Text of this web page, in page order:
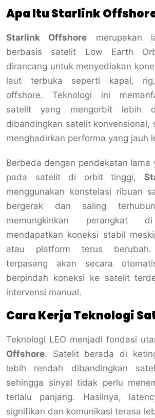
Apa Itu Starlink
Starlink Offshore merupakan
berbasis satelit Low Earth
dirancang untuk menyediakan
laut terbuka seperti kapal,
offshore. Teknologi ini
satelit yang mengorbit lebih
dibandingkan satelit konvensional,
menghadirkan performa yang jauh
Berbeda dengan pendekatan lama
pada satelit di orbit tinggi,
menggunakan konstelasi ribuan
bergerak dan saling
memungkinkan
mendapatkan koneksi stabil
atau platform terus
terpasang akan secara
berpindah koneksi ke satelit
intervensi manual.
Cara Kerja Teknologi
Teknologi LEO menjadi fondasi
Offshore. Satelit berada di
lebih rendah dibandingkan
sehingga sinyal tidak perlu
terlalu panjang. Hasilnya,
signifikan dan komunikasi terasa